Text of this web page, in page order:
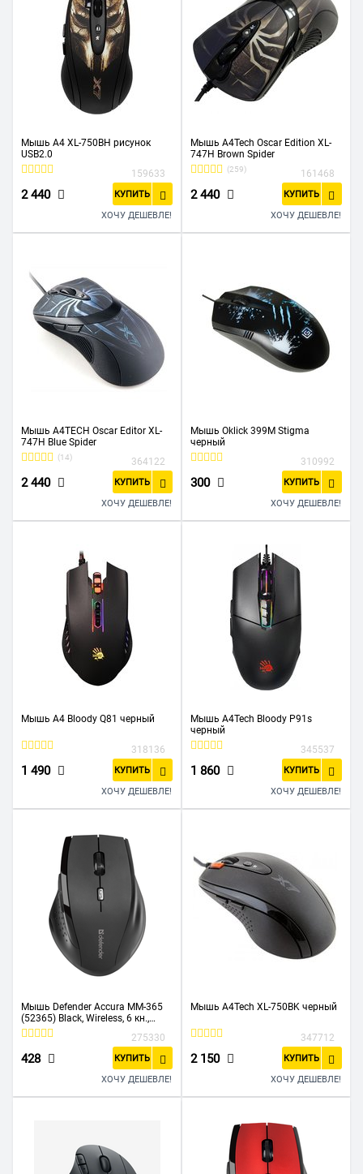
Мышь A4 XL-750BH рисунок
USB2.0
159633
2 440 КУПИТЬ
ХОЧУ ДЕШЕВЛЕ!
Мышь A4Tech Oscar Edition XL-
747H Brown Spider
(259) 161468
2 440 КУПИТЬ
ХОЧУ ДЕШЕВЛЕ!
Мышь A4TECH Oscar Editor XL-
747H Blue Spider
(14) 364122
2 440 КУПИТЬ
ХОЧУ ДЕШЕВЛЕ!
Мышь Oklick 399M Stigma
черный
310992
300 КУПИТЬ
ХОЧУ ДЕШЕВЛЕ!
Мышь A4 Bloody Q81 черный
318136
1 490 КУПИТЬ
ХОЧУ ДЕШЕВЛЕ!
Мышь A4Tech Bloody P91s
черный
345537
1 860 КУПИТЬ
ХОЧУ ДЕШЕВЛЕ!
Мышь Defender Accura MM-365
(52365) Black, Wireless, 6 кн.,
1600 dpi, USB
275330
428 КУПИТЬ
ХОЧУ ДЕШЕВЛЕ!
Мышь A4Tech XL-750BK черный
347712
2 150 КУПИТЬ
ХОЧУ ДЕШЕВЛЕ!